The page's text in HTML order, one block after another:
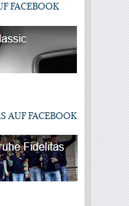
FACEBOOK
AUF FACEBOOK